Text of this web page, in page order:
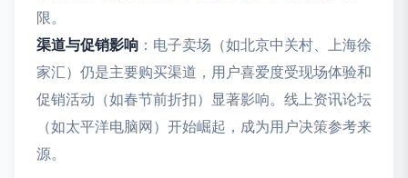
限。
渠道与促销影响 ：电子卖场（如北京中关村、上海徐
家汇）仍是主要购买渠道，用户喜爱度受现场体验和
促销活动（如春节前折扣）显著影响。线上资讯论坛
（如太平洋电脑网）开始崛起，成为用户决策参考来
源。